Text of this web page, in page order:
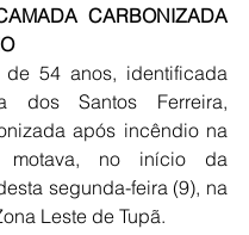
CARBONIZADA
de 54 anos, identificada
dos Santos Ferreira,
após incêndio na
motava, no início da
segunda-feira (9), na
Leste de Tupã.